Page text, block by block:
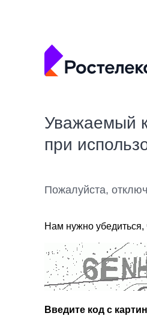
Уважаемый
при
Пожалуйста,
Нам нужно убедиться,
Введите код с